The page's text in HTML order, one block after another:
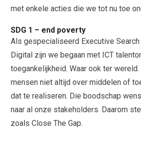
met enkele acties die we tot nu toe
SDG 1 – end poverty
Als gespecialiseerd Executive Search
Digital zijn we begaan met ICT
toegankelijkheid. Waar ook ter
mensen niet altijd over middelen of
dat te realiseren. Die boodschap
naar al onze stakeholders. Daarom
zoals Close The Gap.